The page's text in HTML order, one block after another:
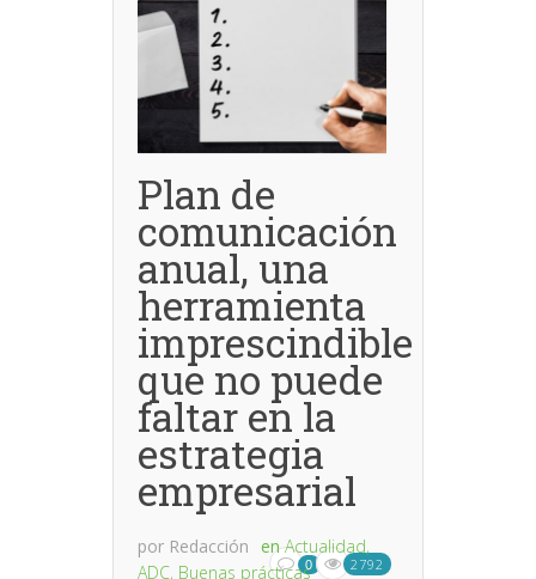
Plan de
comunicación
anual, una
herramienta
imprescindible
que no puede
faltar en la
estrategia
empresarial
por Redacción en Actualidad,
ADC, Buenas prácticas0 2792